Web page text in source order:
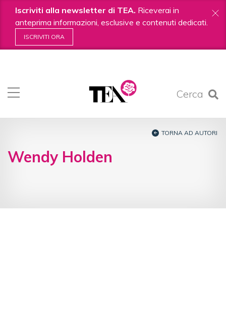
Iscriviti alla newsletter di TEA. Riceverai in
anteprima informazioni, esclusive e contenuti dedicati.
ISCRIVITI ORA
Cerca
contenuti.
|
Wendy Holden
TORNA AD AUTORI